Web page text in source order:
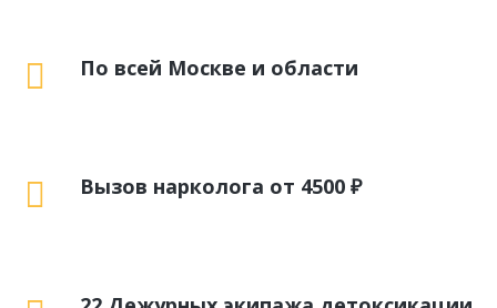
По всей Москве и области
Вызов нарколога от 4500 ₽